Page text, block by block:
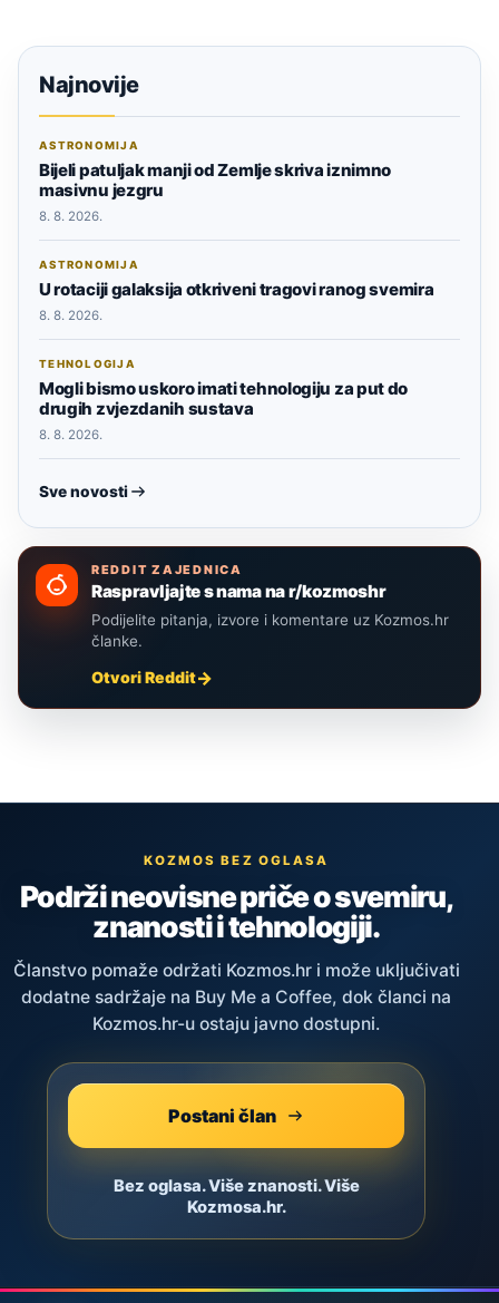
Najnovije
ASTRONOMIJA
Bijeli patuljak manji od Zemlje skriva iznimno
masivnu jezgru
8. 8. 2026.
ASTRONOMIJA
U rotaciji galaksija otkriveni tragovi ranog svemira
8. 8. 2026.
TEHNOLOGIJA
Mogli bismo uskoro imati tehnologiju za put do
drugih zvjezdanih sustava
8. 8. 2026.
Sve novosti
REDDIT ZAJEDNICA
Raspravljajte s nama na r/kozmoshr
Podijelite pitanja, izvore i komentare uz Kozmos.hr
članke.
Otvori Reddit
KOZMOS BEZ OGLASA
Podrži neovisne priče o svemiru,
znanosti i tehnologiji.
Članstvo pomaže održati Kozmos.hr i može uključivati
dodatne sadržaje na Buy Me a Coffee, dok članci na
Kozmos.hr-u ostaju javno dostupni.
Postani član
Bez oglasa. Više znanosti. Više
Kozmosa.hr.